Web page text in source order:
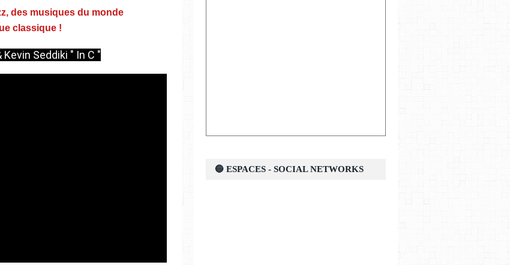
des musiques du monde
classique !
Seddiki " In C "
🔵 ESPACES - SOCIAL NETWORKS